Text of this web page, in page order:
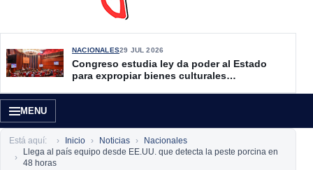
NACIONALES29 JUL 2026
Congreso estudia ley da poder al Estado
para expropiar bienes culturales
MENU
Está aquí: Inicio Noticias
Nacionales
Llega al país equipo desde EE.UU. que detecta la peste porcina en
48 horas